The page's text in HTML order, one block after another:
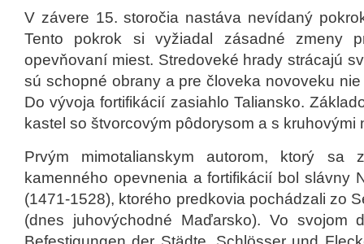
V závere 15. storočia nastáva nevídaný
Tento pokrok si vyžiadal zásadné zmeny
opevňovaní miest. Stredoveké hrady strácajú
sú schopné obrany a pre človeka novoveku
Do vývoja fortifikácií zasiahlo Taliansko.
kastel so štvorcovým pôdorysom a s kruhovými
Prvým mimotalianskym autorom, ktorý sa
kamenného opevnenia a fortifikácií bol slávny
(1471-1528), ktorého predkovia pochádzali zo
(dnes juhovýchodné Maďarsko). Vo svojom